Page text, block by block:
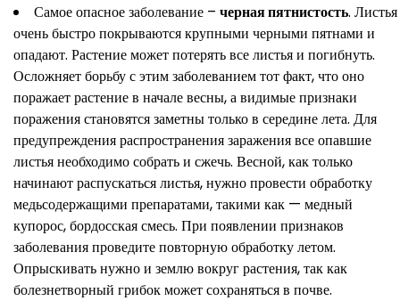
Самое опасное заболевание – черная пятнистость. Листья
очень быстро покрываются крупными черными пятнами и
опадают. Растение может потерять все листья и погибнуть.
Осложняет борьбу с этим заболеванием тот факт, что оно
поражает растение в начале весны, а видимые признаки
поражения становятся заметны только в середине лета. Для
предупреждения распространения заражения все опавшие
листья необходимо собрать и сжечь. Весной, как только
начинают распускаться листья, нужно провести обработку
медьсодержащими препаратами, такими как — медный
купорос, бордосская смесь. При появлении признаков
заболевания проведите повторную обработку летом.
Опрыскивать нужно и землю вокруг растения, так как
болезнетворный грибок может сохраняться в почве.